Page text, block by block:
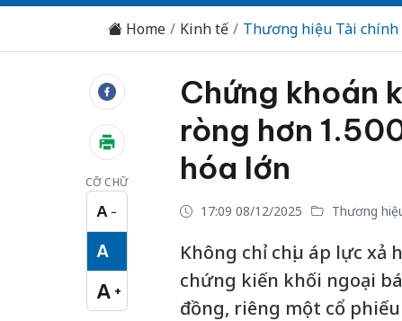
Home Kinh tế Thương hiệu Tài chính
CỠ CHỮ
A −
Cỡ chữ nhỏ
A
Cỡ chữ vừa
A +
Cỡ chữ lớn
Chứng khoán
ròng hơn
hóa lớn
17:09 08/12/2025 Thương
Không chỉ chịu áp lực
chứng kiến khối ngoại
đồng, riêng một cổ